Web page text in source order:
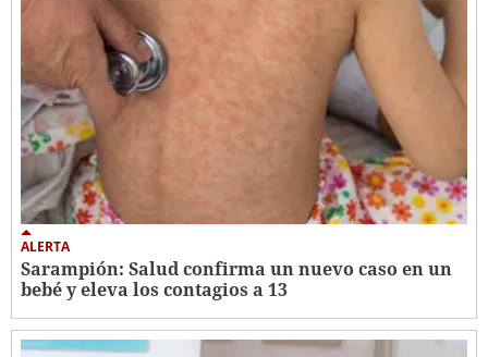
ALERTA
Sarampión: Salud confirma un nuevo caso en un
bebé y eleva los contagios a 13